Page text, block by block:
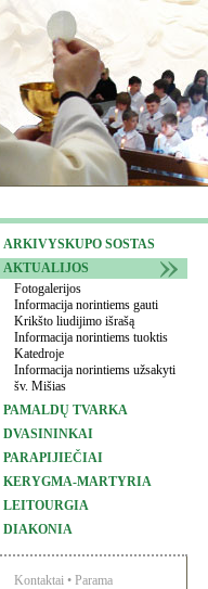
ARKIVYSKUPO SOSTAS
AKTUALIJOS
Fotogalerijos
Informacija norintiems gauti
Krikšto liudijimo išrašą
Informacija norintiems tuoktis
Katedroje
Informacija norintiems užsakyti
šv. Mišias
PAMALDŲ TVARKA
DVASININKAI
PARAPIJIEČIAI
KERYGMA-MARTYRIA
LEITOURGIA
DIAKONIA
Kontaktai • Parama